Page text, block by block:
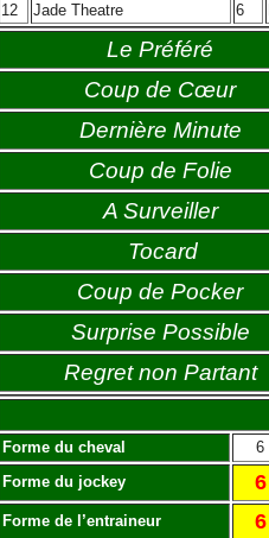
12
Jade Theatre 6
Le Préféré
Coup de Cœur
Dernière Minute
Coup de Folie
A Surveiller
Tocard
Coup de Pocker
Surprise Possible
Regret non Partant
Forme du cheval 6
Forme du jockey
6
Forme de l’entraineur 6